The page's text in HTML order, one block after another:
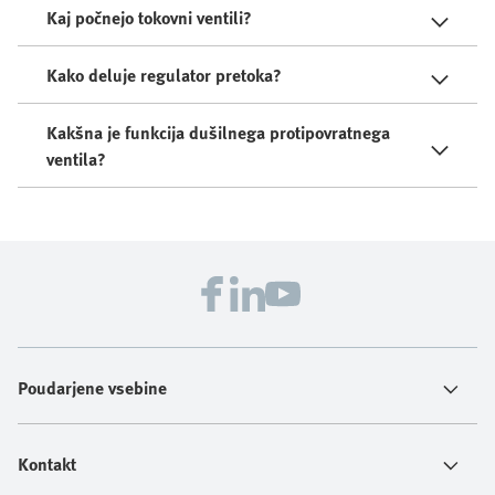
Kaj počnejo tokovni ventili?
Kako deluje regulator pretoka?
Kakšna je funkcija dušilnega protipovratnega
ventila?
Poudarjene vsebine
Kontakt